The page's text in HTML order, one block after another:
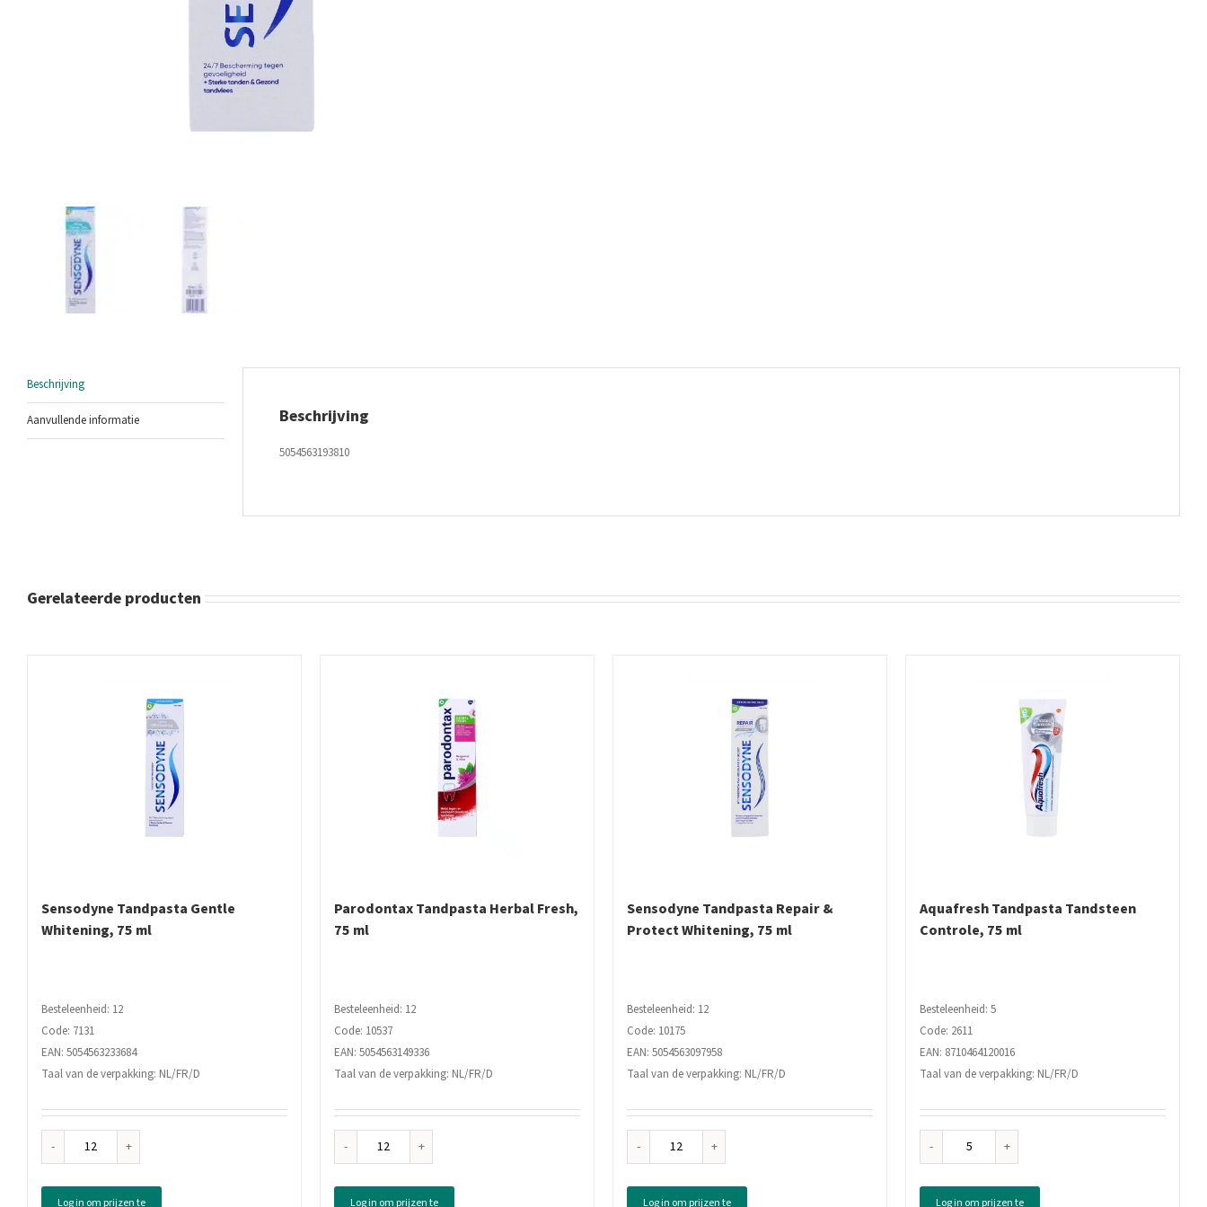
Beschrijving
Aanvullende informatie Beschrijving
5054563193810
Gerelateerde producten
Sensodyne Tandpasta Gentle
Whitening, 75 ml
Besteleenheid: 12
Code: 7131
EAN: 5054563233684
Taal van de verpakking: NL/FR/D
Sensodyne
Gentle
Log in om prijzen te
Parodontax Tandpasta Herbal Fresh,
75 ml
Besteleenheid: 12
Code: 10537
EAN: 5054563149336
Taal van de verpakking: NL/FR/D
Parodontax
Herbal
Log in om prijzen te
Sensodyne Tandpasta Repair &
Protect Whitening, 75 ml
Besteleenheid: 12
Code: 10175
EAN: 5054563097958
Taal van de verpakking: NL/FR/D
Sensodyne
Repair
Log in om prijzen te
Aquafresh Tandpasta Tandsteen
Controle, 75 ml
Besteleenheid: 5
Code: 2611
EAN: 8710464120016
Taal van de verpakking: NL/FR/D
Aquafresh
Tandsteen
Log in om prijzen te